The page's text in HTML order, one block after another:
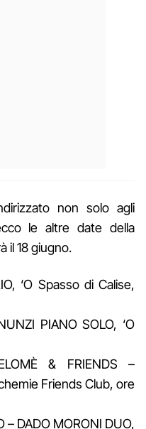
non solo agli
le altre date della
il 18 giugno.
‘O Spasso di Calise,
PIANO SOLO, ‘O
& FRIENDS –
Friends Club, ore
– DADO MORONI DUO,